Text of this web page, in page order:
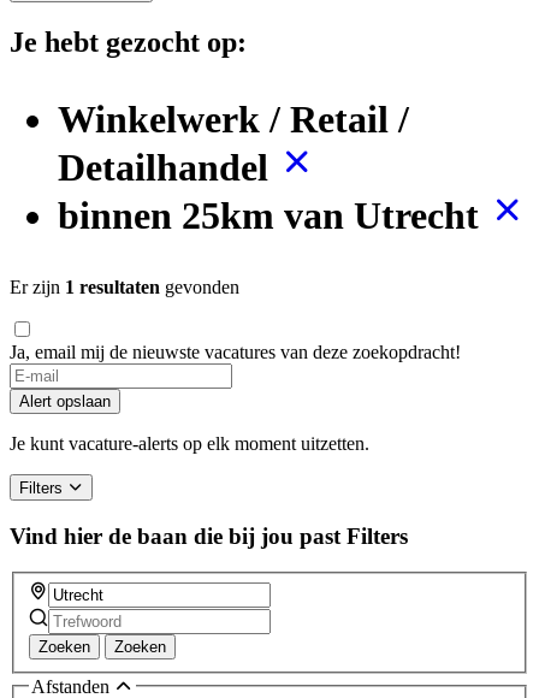
Je hebt gezocht op:
Winkelwerk / Retail /
Detailhandel
binnen 25km van Utrecht
Er zijn 1 resultaten gevonden
Ja, email mij de nieuwste vacatures van deze zoekopdracht!
If
you
are
a
ignore
this
field
Alert opslaan
Je kunt vacature-alerts op elk moment uitzetten.
Filters
Vind hier de baan die bij jou past Filters
Zoeken Zoeken
Afstanden